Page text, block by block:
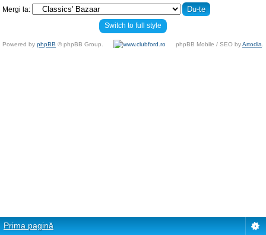
Mergi la:
Switch to full style
Powered by phpBB © phpBB Group. phpBB Mobile / SEO byArtodia
Prima pagină